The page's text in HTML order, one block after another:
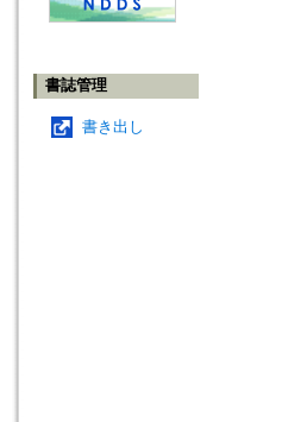
書誌管理
書き出し